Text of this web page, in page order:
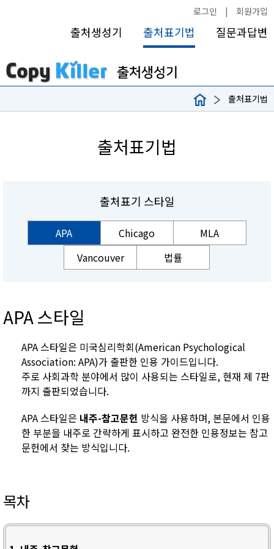
로그인 | 회원가입
출처생성기 출처표기법 질문과답변
출처표기법
출처표기법
출처표기 스타일
APA Chicago
MLA
Vancouver
법률
APA 스타일
APA 스타일은 미국심리학회(American Psychological
Association: APA)가 출판한 인용 가이드입니다.
주로 사회과학 분야에서 많이 사용되는 스타일로, 현재 제 7판
까지 출판되었습니다.
APA 스타일은 내주-참고문헌 방식을 사용하며, 본문에서 인용
한 부분을 내주로 간략하게 표시하고 완전한 인용정보는 참고
문헌에서 찾는 방식입니다.
목차